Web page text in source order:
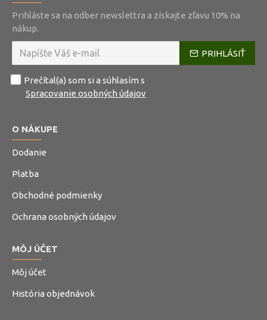
Prihláste sa na odber newslettra a získajte zľavu 10% na
nákup.
PRIHLÁSIŤ
Prečítal(a) som si a súhlasím s
Spracovanie osobných údajov
O NÁKUPE
Dodanie
Platba
Obchodné podmienky
Ochrana osobných údajov
MÔJ ÚČET
Môj účet
História objednávok